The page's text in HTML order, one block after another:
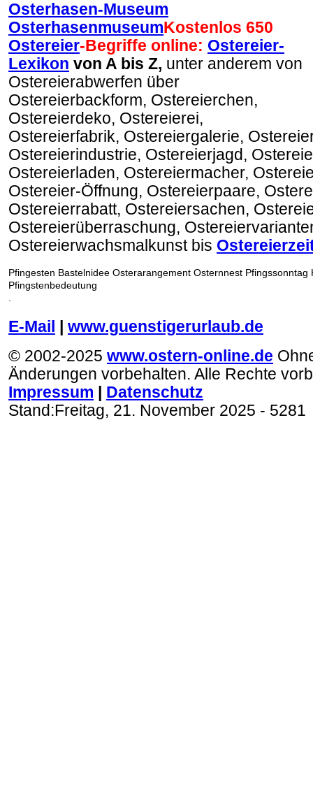
Osterhasen-Museum
OsterhasenmuseumKostenlos 650
Ostereier-Begriffe online: Ostereier-
Lexikon von A bis Z, unter anderem von
Ostereierabwerfen über
Ostereierbackform, Ostereierchen,
Ostereierdeko, Ostereierei,
Ostereierfabrik, Ostereiergalerie,
Ostereierindustrie, Ostereierjagd,
Ostereierladen, Ostereiermacher,
Ostereier-Öffnung, Ostereierpaare,
Ostereierrabatt, Ostereiersachen,
Ostereierüberraschung,
Ostereierwachsmalkunst bis
Pfingesten Bastelnidee Osterarangement Osternnest Pfingssonntag
Pfingstenbedeutung
E-Mail
www.guenstigerurlaub.de
© 2002-2025 www.ostern-online.de
Änderungen vorbehalten. Alle Rechte
Impressum
Datenschutz
Stand:Freitag, 21. November 2025 - 5281